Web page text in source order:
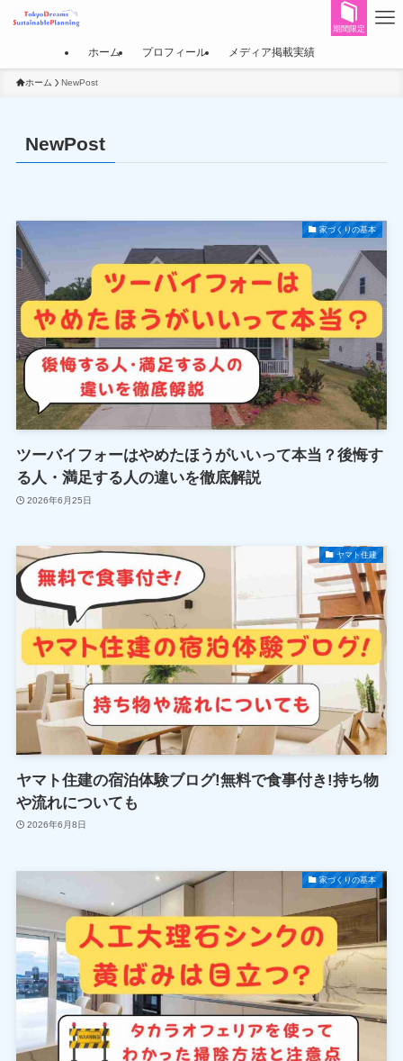
期間限定
ホーム プロフィール メディア掲載実績
ホーム NewPost
NewPost
家づくりの基本
ツーバイフォーはやめたほうがいいって本当？後悔す
る人・満足する人の違いを徹底解説
2026年6月25日
ヤマト住建
ヤマト住建の宿泊体験ブログ!無料で食事付き!持ち物
や流れについても
2026年6月8日
家づくりの基本